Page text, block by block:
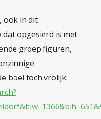
ook in dit
dat opgesierd is met
groep figuren,
boel toch vrolijk.